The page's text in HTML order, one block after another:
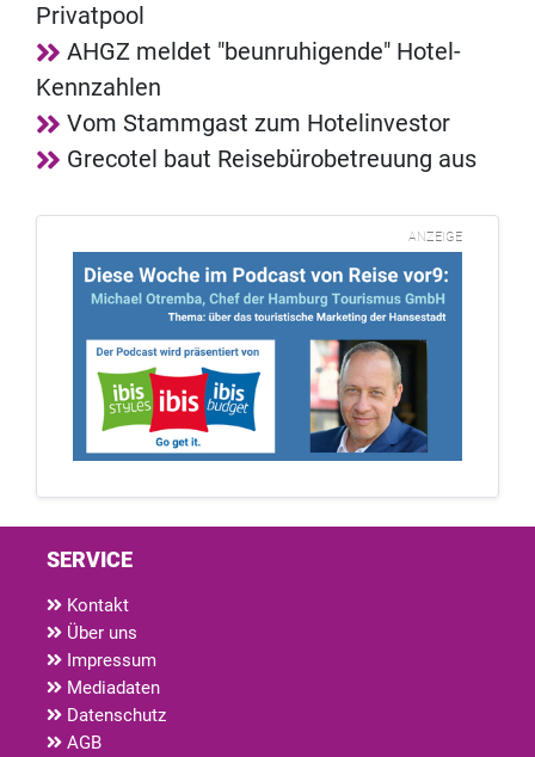
Privatpool
AHGZ meldet "beunruhigende" Hotel-
Kennzahlen
Vom Stammgast zum Hotelinvestor
Grecotel baut Reisebürobetreuung aus
ANZEIGE
SERVICE
Kontakt
Über uns
Impressum
Mediadaten
Datenschutz
AGB